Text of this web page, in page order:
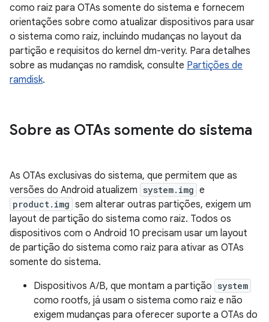
como raiz para OTAs somente do sistema e fornecem
orientações sobre como atualizar dispositivos para usar
o sistema como raiz, incluindo mudanças no layout da
partição e requisitos do kernel dm-verity. Para detalhes
sobre as mudanças no ramdisk, consulte Partições de
ramdisk.
Sobre as OTAs somente do sistema
As OTAs exclusivas do sistema, que permitem que as
versões do Android atualizem system.img e
product.img sem alterar outras partições, exigem um
layout de partição do sistema como raiz. Todos os
dispositivos com o Android 10 precisam usar um layout
de partição do sistema como raiz para ativar as OTAs
somente do sistema.
Dispositivos A/B, que montam a partição system
como rootfs, já usam o sistema como raiz e não
exigem mudanças para oferecer suporte a OTAs do